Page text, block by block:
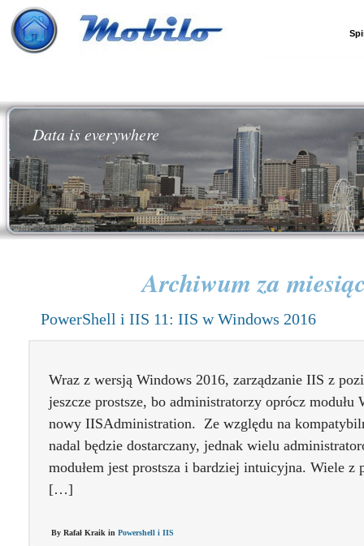
Data is everywhere
Archiwum za
PowerShell i IIS 11: IIS w Windows 2016
Wraz z wersją Windows 2016, zarządzanie IIS z
jeszcze prostsze, bo administratorzy oprócz
nowy IISAdministration. Ze względu na
nadal będzie dostarczany, jednak wielu
modułem jest prostsza i bardziej intuicyjna. Wiele z
[…]
By Rafał Kraik in Powershell i IIS